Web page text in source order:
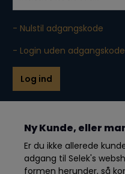
- Nulstil adgangskode
- Login uden
Log ind
Ny Kunde, eller
Er du ikke allerede
adgang til Selek's
formen herunder, så